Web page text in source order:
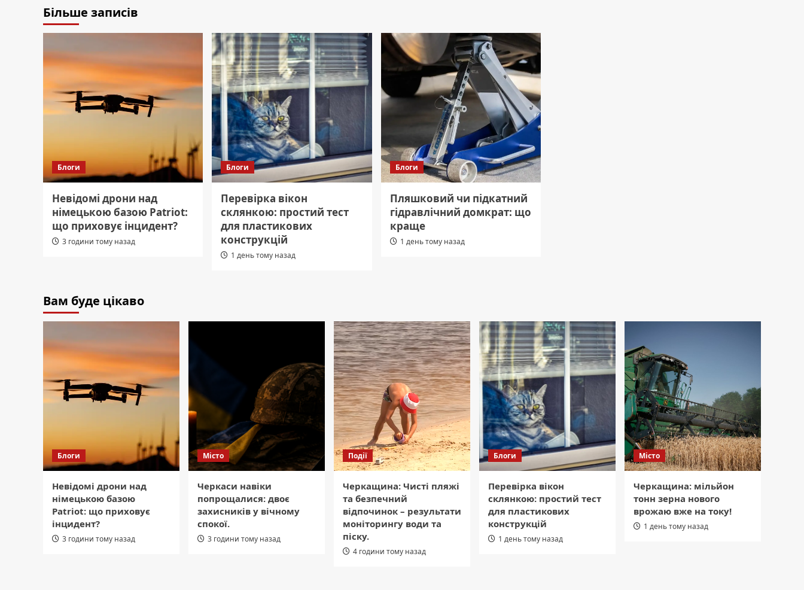
Більше записів
Блоги
Невідомі дрони над
німецькою базою Patriot:
що приховує інцидент?
3 години тому назад
Блоги
Перевірка вікон
склянкою: простий тест
для пластикових
конструкцій
1 день тому назад
Блоги
Пляшковий чи підкатний
гідравлічний домкрат: що
краще
1 день тому назад
Вам буде цікаво
Блоги
Невідомі дрони над
німецькою базою
Patriot: що приховує
інцидент?
3 години тому назад
Місто
Черкаси навіки
попрощалися: двоє
захисників у вічному
спокої.
3 години тому назад
Події
Черкащина: Чисті пляжі
та безпечний
відпочинок – результати
моніторингу води та
піску.
4 години тому назад
Блоги
Перевірка вікон
склянкою: простий тест
для пластикових
конструкцій
1 день тому назад
Місто
Черкащина: мільйон
тонн зерна нового
врожаю вже на току!
1 день тому назад